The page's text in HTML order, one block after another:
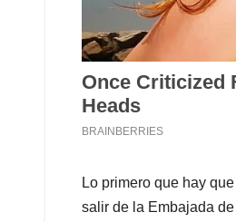
Lo primero que hay
salir de la Embajada